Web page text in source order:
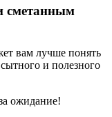
сметанным
вам лучше понять
и полезного
ожидание!